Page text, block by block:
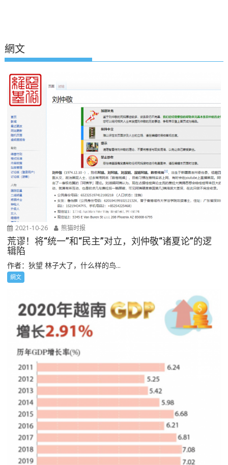
網文
2021-10-26 熊猫时报
荒谬！将“统一”和“民主”对立，刘仲敬“诸夏论”的逻
辑陷
作者：狄望 林子大了，什么样的鸟...
網文